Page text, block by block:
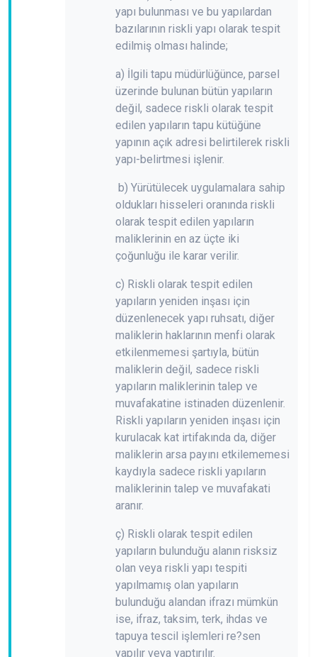
yapı bulunması ve bu yapılardan
bazılarının riskli yapı olarak tespit
edilmiş olması halinde;
a) İlgili tapu müdürlüğünce, parsel
üzerinde bulunan bütün yapıların
değil, sadece riskli olarak tespit
edilen yapıların tapu kütüğüne
yapının açık adresi belirtilerek riskli
yapı-belirtmesi işlenir.
b) Yürütülecek uygulamalara sahip
oldukları hisseleri oranında riskli
olarak tespit edilen yapıların
maliklerinin en az üçte iki
çoğunluğu ile karar verilir.
c) Riskli olarak tespit edilen
yapıların yeniden inşası için
düzenlenecek yapı ruhsatı, diğer
maliklerin haklarının menfi olarak
etkilenmemesi şartıyla, bütün
maliklerin değil, sadece riskli
yapıların maliklerinin talep ve
muvafakatine istinaden düzenlenir.
Riskli yapıların yeniden inşası için
kurulacak kat irtifakında da, diğer
maliklerin arsa payını etkilememesi
kaydıyla sadece riskli yapıların
maliklerinin talep ve muvafakati
aranır.
ç) Riskli olarak tespit edilen
yapıların bulunduğu alanın risksiz
olan veya riskli yapı tespiti
yapılmamış olan yapıların
bulunduğu alandan ifrazı mümkün
ise, ifraz, taksim, terk, ihdas ve
tapuya tescil işlemleri re?sen
yapılır veya yaptırılır.